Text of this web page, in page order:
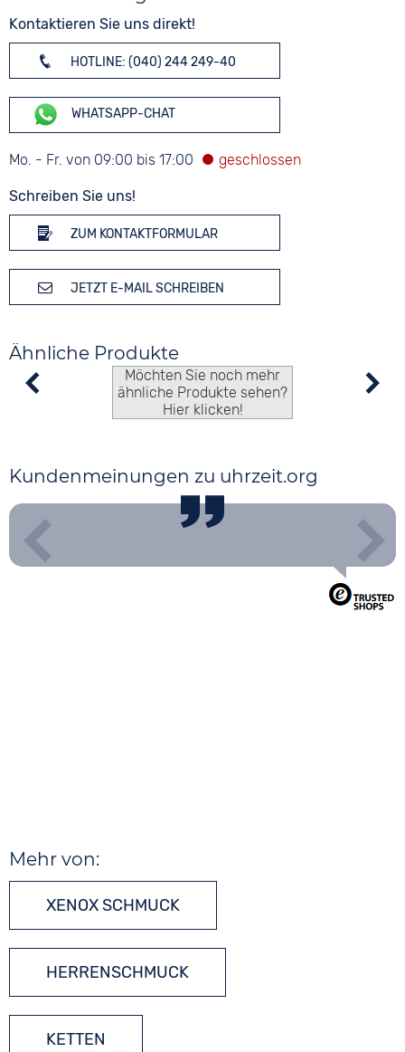
Kontaktieren Sie uns direkt!
HOTLINE: (040) 244 249-40
WHATSAPP-CHAT
Mo. - Fr. von 09:00 bis 17:00
Schreiben Sie uns!
ZUM KONTAKTFORMULAR
JETZT E-MAIL SCHREIBEN
Ähnliche Produkte
Möchten Sie noch mehr
ähnliche Produkte sehen?
Hier klicken!
Kundenmeinungen zu uhrzeit.org
Mehr von:
XENOX SCHMUCK
HERRENSCHMUCK
KETTEN